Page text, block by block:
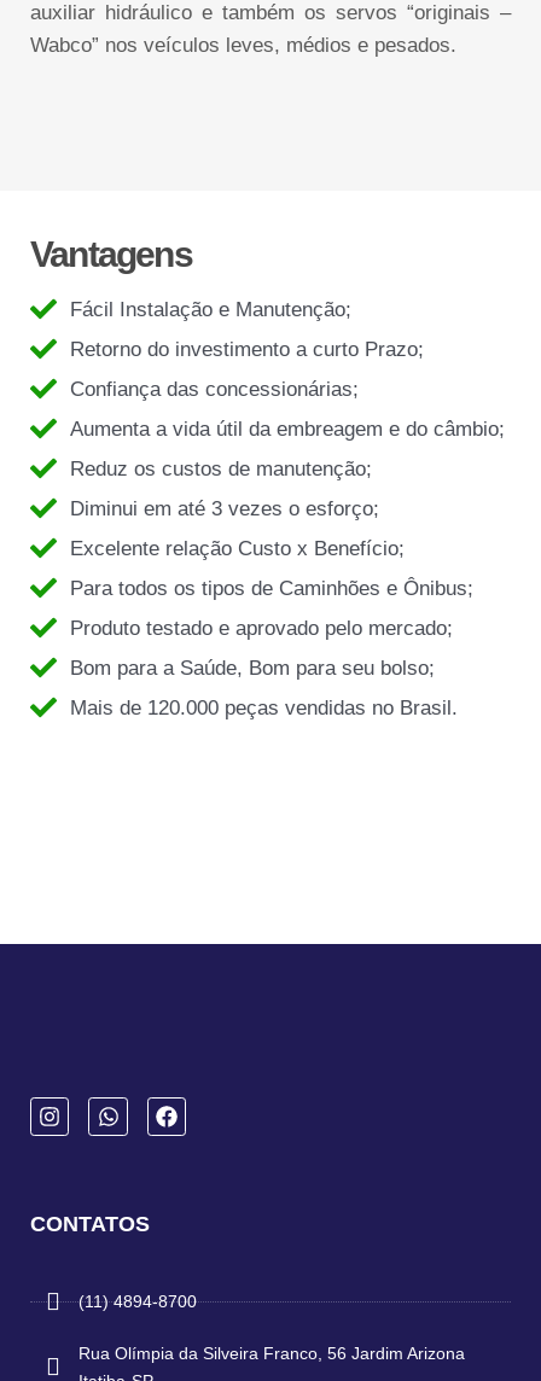
auxiliar hidráulico e também os servos “originais –
Wabco” nos veículos leves, médios e pesados.
Vantagens
Fácil Instalação e Manutenção;
Retorno do investimento a curto Prazo;
Confiança das concessionárias;
Aumenta a vida útil da embreagem e do câmbio;
Reduz os custos de manutenção;
Diminui em até 3 vezes o esforço;
Excelente relação Custo x Benefício;
Para todos os tipos de Caminhões e Ônibus;
Produto testado e aprovado pelo mercado;
Bom para a Saúde, Bom para seu bolso;
Mais de 120.000 peças vendidas no Brasil.
CONTATOS
(11) 4894-8700
Rua Olímpia da Silveira Franco, 56 Jardim Arizona